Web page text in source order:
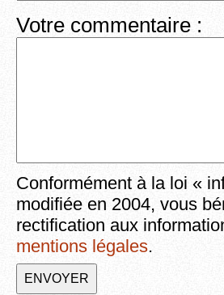
Votre commentaire :
Conformément à la loi «
modifiée en 2004, vous
rectification aux
mentions légales.